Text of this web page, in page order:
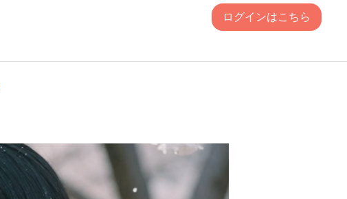
ログインはこちら